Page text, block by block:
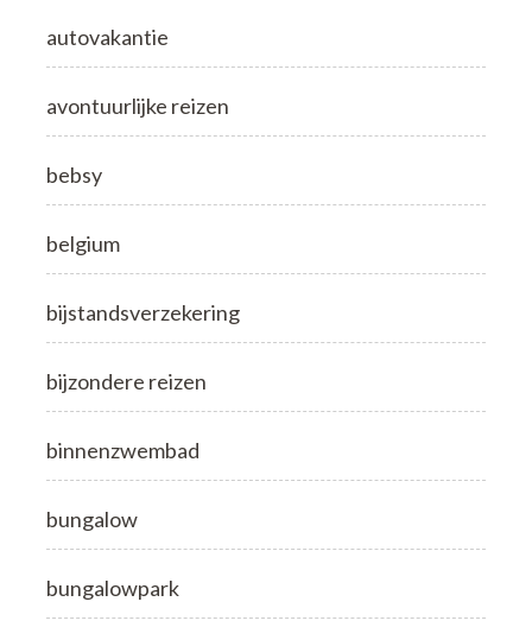
autovakantie
avontuurlijke reizen
bebsy
belgium
bijstandsverzekering
bijzondere reizen
binnenzwembad
bungalow
bungalowpark